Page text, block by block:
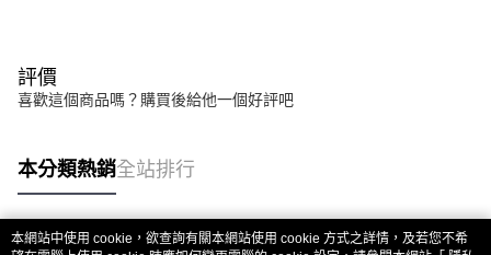
評價
喜歡這個商品嗎？購買後給他一個好評吧
本分類熱銷全站排行
本網站中使用 cookie，欲查詢有關本網站使用 cookie 方式之詳情，及若您不希